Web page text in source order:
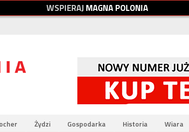
WSPIERAJMAGNAPOLONIA
Żydzi Gospodarka Historia Wiara